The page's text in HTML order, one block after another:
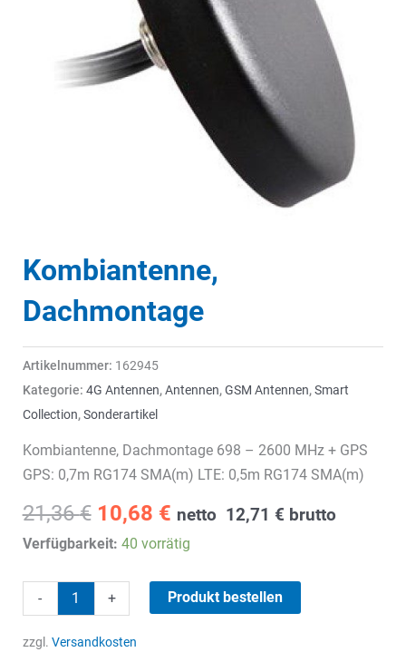
Kombiantenne,
Dachmontage
Artikelnummer: 162945
Kategorie: 4G Antennen,Antennen,GSM Antennen,Smart
Collection,Sonderartikel
Kombiantenne, Dachmontage 698 – 2600 MHz + GPS
GPS: 0,7m RG174 SMA(m) LTE: 0,5m RG174 SMA(m)
21,36€ Ursprünglicher
Preis
21,36 €
10,68 €Aktueller
Preis
10,68 €.
netto 12,71 € brutto
Verfügbarkeit: 40 vorrätig
-
Kombiantenne,
Dachmontage
Menge
+ Produkt bestellen
zzgl. Versandkosten